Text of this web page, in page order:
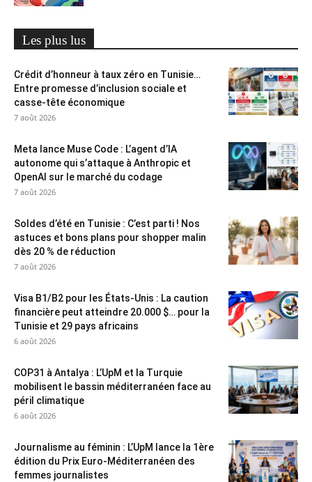
Les plus lus
Crédit d’honneur à taux zéro en Tunisie…
Entre promesse d’inclusion sociale et
casse-tête économique
7 août 2026
Meta lance Muse Code : L’agent d’IA
autonome qui s’attaque à Anthropic et
OpenAI sur le marché du codage
7 août 2026
Soldes d’été en Tunisie : C’est parti ! Nos
astuces et bons plans pour shopper malin
dès 20 % de réduction
7 août 2026
Visa B1/B2 pour les États-Unis : La caution
financière peut atteindre 20.000 $… pour la
Tunisie et 29 pays africains
6 août 2026
COP31 à Antalya : L’UpM et la Turquie
mobilisent le bassin méditerranéen face au
péril climatique
6 août 2026
Journalisme au féminin : L’UpM lance la 1ère
édition du Prix Euro-Méditerranéen des
femmes journalistes